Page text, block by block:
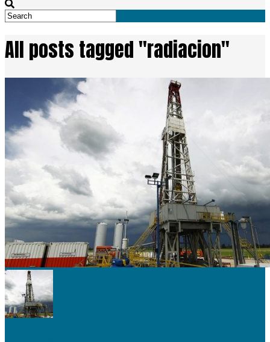
All posts tagged "radiacion"